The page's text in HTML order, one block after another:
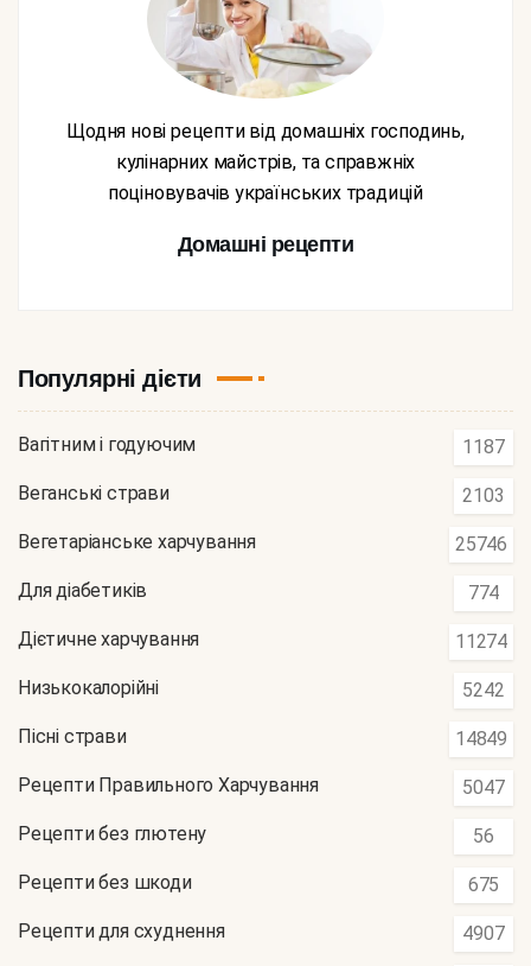
Щодня нові рецепти від домашніх господинь,
кулінарних майстрів, та справжніх
поціновувачів українських традицій
Домашні рецепти
Популярні дієти
Вагітним і годуючим 1187
Веганські страви 2103
Вегетаріанське харчування 25746
Для діабетиків 774
Дієтичне харчування 11274
Низькокалорійні 5242
Пісні страви 14849
Рецепти Правильного Харчування 5047
Рецепти без глютену 56
Рецепти без шкоди 675
Рецепти для схуднення 4907